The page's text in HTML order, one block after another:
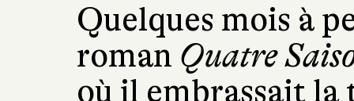
Quelques mois à
roman Quatre
où il embrassait